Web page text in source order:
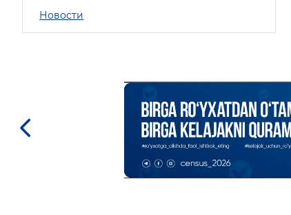
деятельности» и протокола №28 от 14
ноября 2025 года Национального
2025 года в Джизакской области дан
Новости